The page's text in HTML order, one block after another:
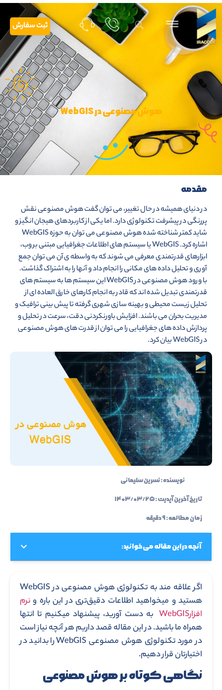
ثبت سفارش
هوش مصنوعی در WebGIS
مقدمه
در دنیای همیشه در حال تغییر، می توان گفت هوش مصنوعی نقش
پررنگی در پیشرفت تکنولوژی دارد. اما یکی از کاربردهای هیجان انگیز و
شاید کمتر شناخته شده هوش مصنوعی می توان به حوزه WebGIS
اشاره کرد. WebGIS یا سیستم های اطلاعات جغرافیایی مبتنی بر وب،
ابزارهای قدرتمندی معرفی می شوند که به واسطه ی آن می توان جمع
آوری و تحلیل داده های مکانی را انجام داد و آنها را به اشتراک گذاشت.
با ورود هوش مصنوعی در WebGIS این سیستم ها به سیستم های
قدرتمندی تبدیل شده اند که قادر به انجام کارهای خارق العاده ای از
تحلیل زیست محیطی و بهینه سازی شهری گرفته تا پیش بینی ترافیک و
مدیریت بحران می باشند. افزایش باورنکردنی دقت، سرعت در تحلیل و
پردازش داده های جغرافیایی را می توان از قدرت های هوش مصنوعی
در WebGIS بیان کرد.
نویسنده :نسرین سلیمانی
تاریخ آخرین آپدیت :۱۴۰۳/۰۳/۲۵
زمان مطالعه : ۹ دقیقه
آنچه در این مقاله می خوانید:
اگر علاقه مند به تکنولوژی هوش مصنوعی در WebGIS
هستید و میخواهید اطلاعات دقیق‌تری در این باره ونرم
افزارWebGIS
به دست آورید، پیشنهاد میکنیم تا انتها
همراه ما باشید. در این مقاله قصد داریم هر آنچه نیاز است
در مورد تکنولوژی هوش مصنوعی WebGIS را بدانید در
اختیارتان قرار دهیم.
نگاهی کوتاه بر هوش مصنوعی